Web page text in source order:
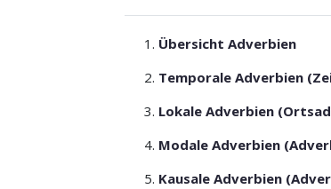
Übersicht Adverbien
Temporale Adverbien
Lokale Adverbien
Modale Adverbien
Kausale Adverbien